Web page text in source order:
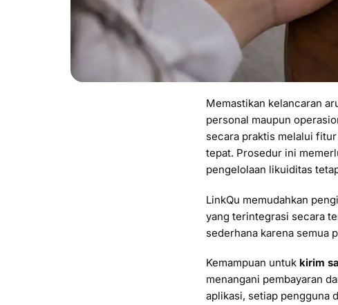
Memastikan kelancaran
personal maupun
secara praktis melalui
tepat. Prosedur ini
pengelolaan likuiditas
LinkQu memudahkan
yang terintegrasi secara
sederhana karena semua
Kemampuan untuk kirim
menangani pembayaran
aplikasi, setiap pengguna